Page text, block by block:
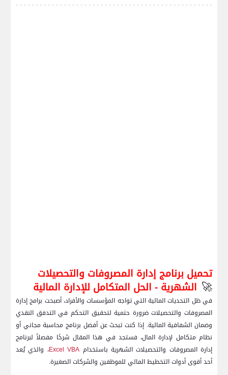
تحميل برنامج إدارة المصروفات والتحصيلات
🚀
في ظل التحديات المالية التي تواجه المؤسسات والأفراد، أصبحت برامج إدارة
المصروفات والتحصيلات ضرورة حتمية لتحقيق التحكم في التدفق النقدي
وضمان الشفافية المالية. إذا كنت تبحث عن أفضل برنامج محاسبة مجاني أو
نظام متكامل لإدارة المال، فستجد في هذا المقال شرحًا مفصلاً لبرنامج
إدارة المصروفات والتحصيلات الشهرية باستخدام Excel VBA، والذي يُعد
أحد أقوى أدوات التخطيط المالي للموظفين والشركات الصغيرة.